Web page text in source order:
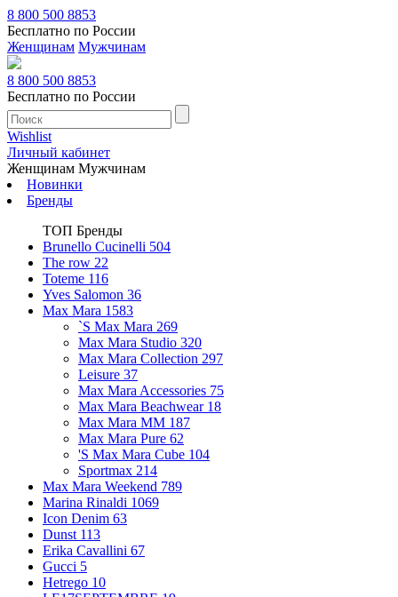
8 800 500 8853
Бесплатно по России
Женщинам Мужчинам
8 800 500 8853
Бесплатно по России
Wishlist
Личный кабинет
Женщинам Мужчинам
Новинки
Бренды
ТОП Бренды
Brunello Cucinelli 504
The row 22
Toteme 116
Yves Salomon 36
Max Mara 1583
`S Max Mara 269
Max Mara Studio 320
Max Mara Collection 297
Leisure 37
Max Mara Accessories 75
Max Mara Beachwear 18
Max Mara MM 187
Max Mara Pure 62
'S Max Mara Cube 104
Sportmax 214
Max Mara Weekend 789
Marina Rinaldi 1069
Icon Denim 63
Dunst 113
Erika Cavallini 67
Gucci 5
Hetrego 10